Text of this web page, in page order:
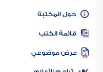
كتاب الأمة
المكتبة
الكتب